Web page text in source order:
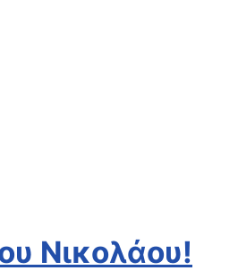
Νικολάου!